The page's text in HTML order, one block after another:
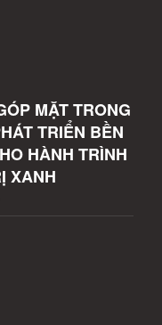
MẶT TRONG
TRIỂN BỀN
HÀNH TRÌNH
XANH